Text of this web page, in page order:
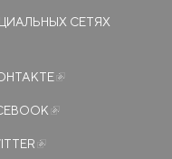
СЕТЯХ